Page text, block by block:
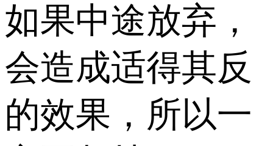
如果中途放弃，
会造成适得其反
的效果，所以一